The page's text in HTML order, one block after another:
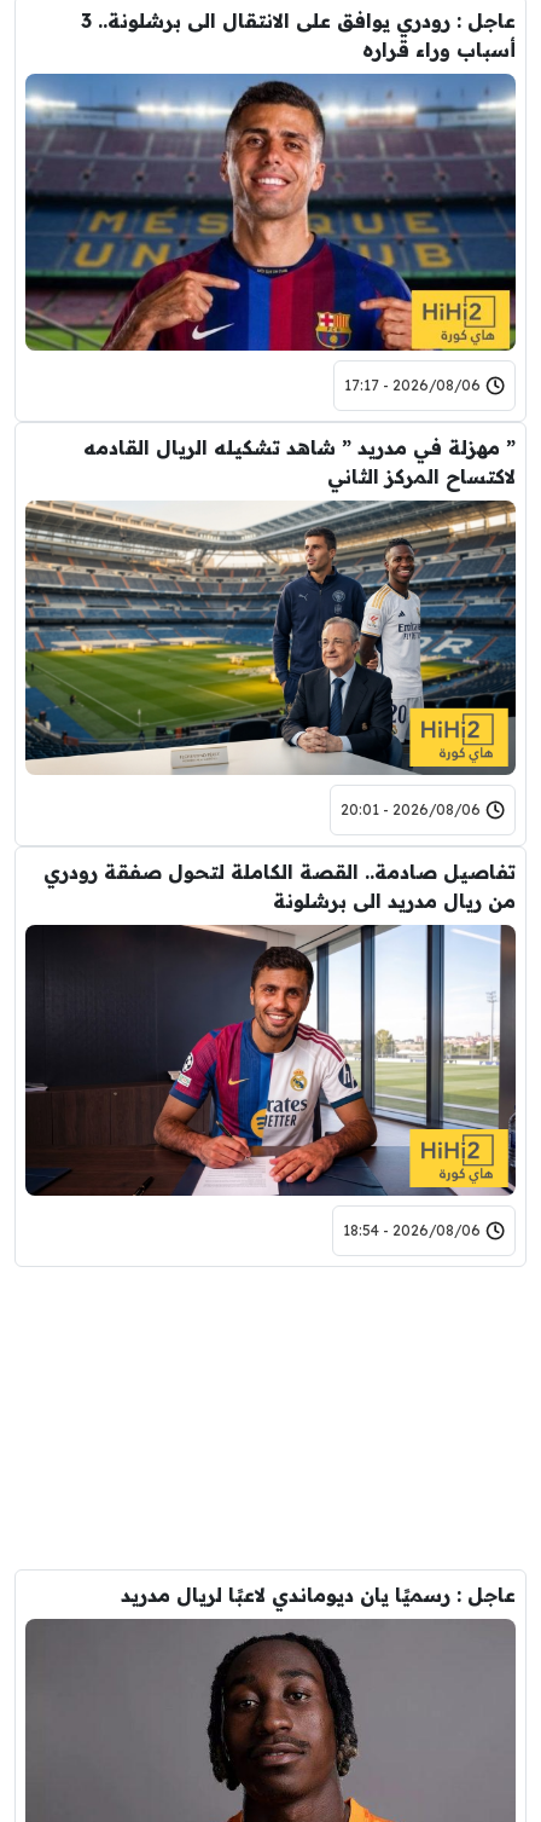
عاجل : رودري يوافق على الانتقال الى برشلونة.. 3
أسباب وراء قراره
2026/08/06 - 17:17
” مهزلة في مدريد ” شاهد تشكيله الريال القادمه
لاكتساح المركز الثاني
2026/08/06 - 20:01
تفاصيل صادمة.. القصة الكاملة لتحول صفقة رودري
من ريال مدريد الى برشلونة
2026/08/06 - 18:54
عاجل : رسميًا يان ديوماندي لاعبًا لريال مدريد